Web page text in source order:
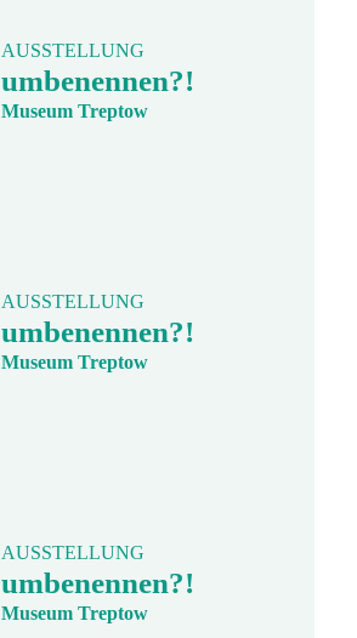
AUSSTELLUNG
umbenennen?!
Museum Treptow
AUSSTELLUNG
umbenennen?!
Museum Treptow
AUSSTELLUNG
umbenennen?!
Museum Treptow